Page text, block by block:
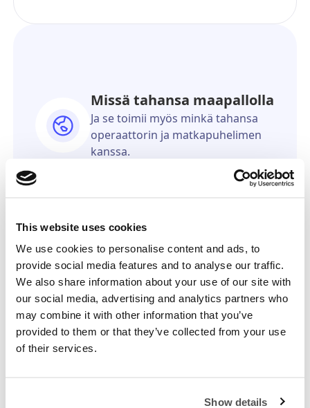
This website uses cookies
We use cookies to personalise content and ads, to
provide social media features and to analyse our traffic.
We also share information about your use of our site with
our social media, advertising and analytics partners who
may combine it with other information that you’ve
provided to them or that they’ve collected from your use
of their services.
Show details
Missä tahansa maapallolla
Ja se toimii myös minkä tahansa
operaattorin ja matkapuhelimen
kanssa.
Voit pysyä anonyyminä
Vastaanottaja ei koskaan tiedä,
Yhtä tarkka kuin GPS
Näytämme sinulle tarkan sijainnin
verkossa olevasta kartasta.